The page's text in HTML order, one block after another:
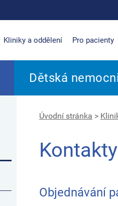
Kliniky a oddělení Pro pacienty
Dětská
Úvodní stránka >
Kontakty
Objednávání